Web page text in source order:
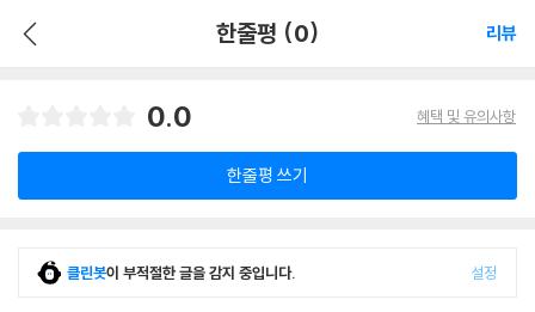
한줄평 (0) 리뷰
0.0 혜택 및 유의사항
한줄평 쓰기
클린봇이 부적절한 글을 감지 중입니다. 설정